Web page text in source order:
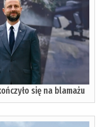
się na blamażu